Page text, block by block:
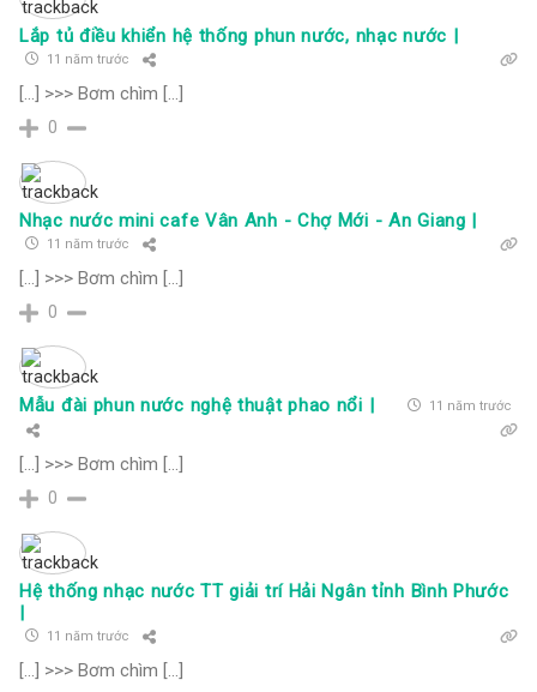
Lắp tủ điều khiển hệ thống phun nước, nhạc nước |
11 năm trước
[…] >>> Bơm chìm […]
0
Nhạc nước mini cafe Vân Anh - Chợ Mới - An Giang |
11 năm trước
[…] >>> Bơm chìm […]
0
Mẫu đài phun nước nghệ thuật phao nổi | 11 năm trước
[…] >>> Bơm chìm […]
0
Hệ thống nhạc nước TT giải trí Hải Ngân tỉnh Bình Phước
|
11 năm trước
[…] >>> Bơm chìm […]